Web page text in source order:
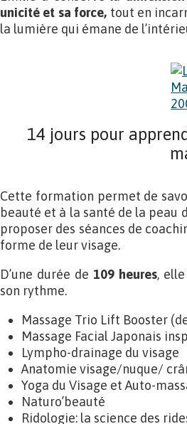
unicité et sa force, tout en
la lumière qui émane de
14 jours pour
Cette formation permet de
beauté et à la santé de la peau
proposer des séances de
forme de leur visage.
D’une durée de 109 heures, elle
son rythme.
Massage Trio Lift Booster
Massage Facial Japonais
Lympho-drainage du visage
Anatomie visage/nuque/
Yoga du Visage et Auto-
Naturo’beauté
Ridologie: la science des